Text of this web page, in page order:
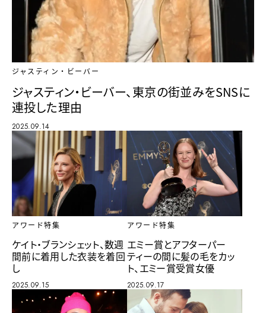
ジャスティン・ビーバー
ジャスティン・ビーバー、東京の街並みをSNSに
連投した理由
2025.09.14
アワード特集
ケイト・ブランシェット、数週
間前に着用した衣装を着回
し
2025.09.15
アワード特集
エミー賞とアフターパー
ティーの間に髪の毛をカッ
ト、エミー賞受賞女優
2025.09.17